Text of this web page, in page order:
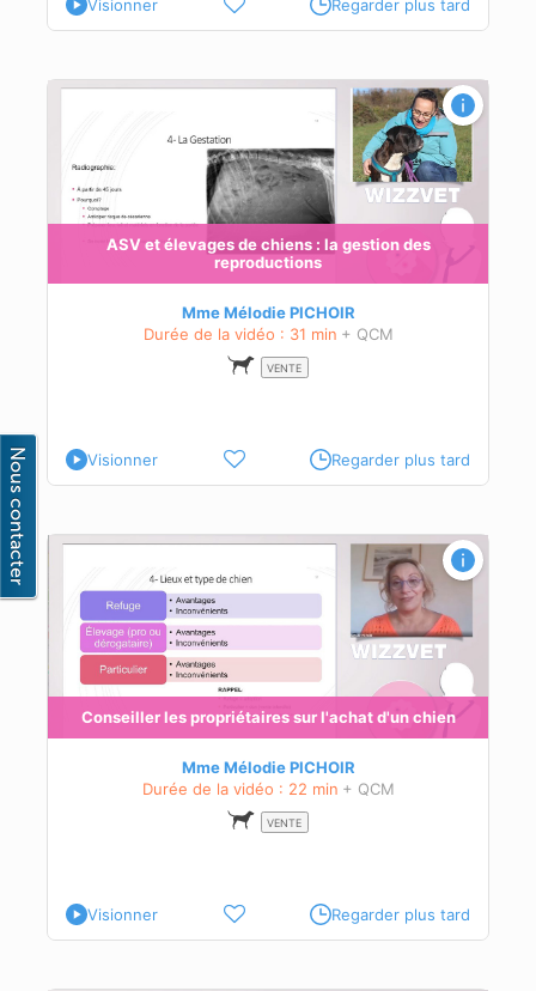
Visionner Regarder plus tard
ASV et élevages de chiens : la gestion des
reproductions
Mme Mélodie PICHOIR
Durée de la vidéo : 31 min + QCM
VENTE
Visionner Regarder plus tard
Conseiller les propriétaires sur l'achat d'un chien
Mme Mélodie PICHOIR
Durée de la vidéo : 22 min + QCM
VENTE
Visionner Regarder plus tard